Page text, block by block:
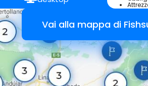
Nelle
Contatti
Vedi sito
Negozi
Vai alla mappa di